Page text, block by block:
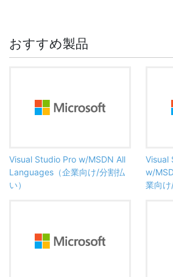
おすすめ製品
Visual Studio Pro w/MSDN All
Languages（企業向け/分割払
い）
Visual
w/
業向け